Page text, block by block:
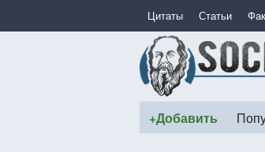
Цитаты Статьи
+Добавить